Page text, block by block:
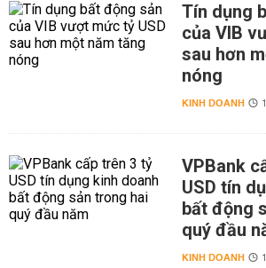
Tín dụng
của VIB
sau hơn
nóng
KINH DOANH
VPBank
USD tín
bất động
quý đầu
KINH DOANH